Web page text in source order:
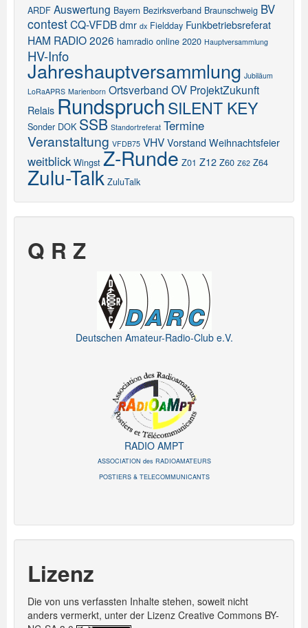
ARDF Auswertung Bayern Bezirksverband Braunschweig BV
contestCQ-VFDB dmr dx Fieldday Funkbetriebsreferat
HAM RADIO 2026 hamradio online 2020 Hauptversammlung
HV-Info
Jahreshauptversammlung Jubiläum
LoRaAPRS Marienborn Ortsverband OV ProjektZukunft
Relais RundspruchSILENT KEY
Sonder DOK SSB Standortreferat Termine
Veranstaltung VFDB75 VHV Vorstand Weihnachtsfeier
weitblick Wingst Z-Runde Z01 Z12 Z60 Z62 Z64
Zulu-Talk ZuluTalk
Q R Z
Deutschen Amateur-Radio-Club e.V.
RADIO AMPT
ASSOCIATION des RADIOAMATEURS
POSTIERS & TELECOMMUNICANTS
Lizenz
Die von uns verfassten Inhalte stehen, soweit nicht
anders vermerkt, unter der Lizenz Creative Commons BY-